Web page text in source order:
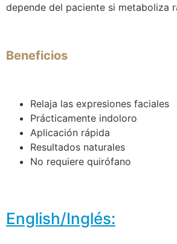
depende del paciente si metaboliza
Beneficios
Relaja las expresiones faciales
Prácticamente indoloro
Aplicación rápida
Resultados naturales
No requiere quirófano
English/Inglés: